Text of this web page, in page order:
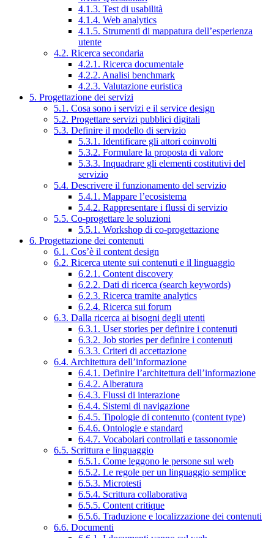
4.1.3. Test di usabilità
4.1.4. Web analytics
4.1.5. Strumenti di mappatura dell’esperienza
utente
4.2. Ricerca secondaria
4.2.1. Ricerca documentale
4.2.2. Analisi benchmark
4.2.3. Valutazione euristica
5. Progettazione dei servizi
5.1. Cosa sono i servizi e il service design
5.2. Progettare servizi pubblici digitali
5.3. Definire il modello di servizio
5.3.1. Identificare gli attori coinvolti
5.3.2. Formulare la proposta di valore
5.3.3. Inquadrare gli elementi costitutivi del
servizio
5.4. Descrivere il funzionamento del servizio
5.4.1. Mappare l’ecosistema
5.4.2. Rappresentare i flussi di servizio
5.5. Co-progettare le soluzioni
5.5.1. Workshop di co-progettazione
6. Progettazione dei contenuti
6.1. Cos’è il content design
6.2. Ricerca utente sui contenuti e il linguaggio
6.2.1. Content discovery
6.2.2. Dati di ricerca (search keywords)
6.2.3. Ricerca tramite analytics
6.2.4. Ricerca sui forum
6.3. Dalla ricerca ai bisogni degli utenti
6.3.1. User stories per definire i contenuti
6.3.2. Job stories per definire i contenuti
6.3.3. Criteri di accettazione
6.4. Architettura dell’informazione
6.4.1. Definire l’architettura dell’informazione
6.4.2. Alberatura
6.4.3. Flussi di interazione
6.4.4. Sistemi di navigazione
6.4.5. Tipologie di contenuto (content type)
6.4.6. Ontologie e standard
6.4.7. Vocabolari controllati e tassonomie
6.5. Scrittura e linguaggio
6.5.1. Come leggono le persone sul web
6.5.2. Le regole per un linguaggio semplice
6.5.3. Microtesti
6.5.4. Scrittura collaborativa
6.5.5. Content critique
6.5.6. Traduzione e localizzazione dei contenuti
6.6. Documenti